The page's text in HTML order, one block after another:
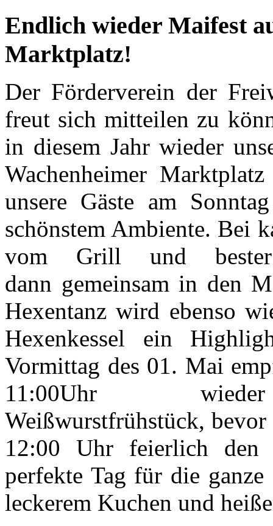
Endlich wieder Maifest
Marktplatz!
Der Förderverein der
freut sich mitteilen zu
in diesem Jahr wieder
Wachenheimer
unsere Gäste am
schönstem Ambiente. Bei
vom Grill und
dann gemeinsam in den
Hexentanz wird ebenso
Hexenkessel ein
Vormittag des 01. Mai
11:00Uhr
Weißwurstfrühstück,
12:00 Uhr feierlich den
perfekte Tag für die
leckerem Kuchen und